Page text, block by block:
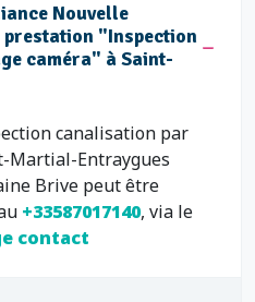
Nouvelle
"Inspection
caméra" à Saint-
canalisation par
Martial-Entraygues
Brive peut être
+33587017140, via le
contact